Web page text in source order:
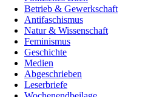
Betrieb & Gewerkschaft
Antifaschismus
Natur & Wissenschaft
Feminismus
Geschichte
Medien
Abgeschrieben
Leserbriefe